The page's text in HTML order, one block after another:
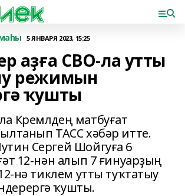
5 ЯНВАРЯ 2023, 15:25
аҙға СВО-ла утты
режимын
ҡушты
Кремлдең матбуғат
ТАСС хәбәр итте.
Сергей Шойгуға 6
12-нән алып 7 ғинуарҙың
нә тиклем утты туҡтатыу
ҡушты.